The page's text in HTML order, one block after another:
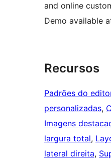
and online
Demo available
Recursos
Padrões do
personalizadas,
Imagens
largura total,
lateral direita,